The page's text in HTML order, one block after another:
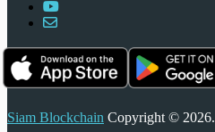
Siam Blockchain Copyright © 2026.